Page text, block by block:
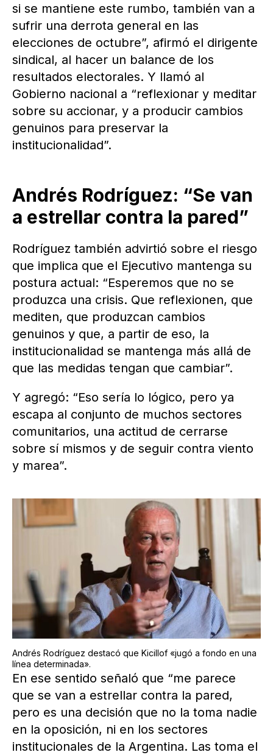
si se mantiene este rumbo, también van a
sufrir una derrota general en las
elecciones de octubre”, afirmó el dirigente
sindical, al hacer un balance de los
resultados electorales. Y llamó al
Gobierno nacional a “reflexionar y meditar
sobre su accionar, y a producir cambios
genuinos para preservar la
institucionalidad”.
Andrés Rodríguez: “Se van
a estrellar contra la pared”
Rodríguez también advirtió sobre el riesgo
que implica que el Ejecutivo mantenga su
postura actual: “Esperemos que no se
produzca una crisis. Que reflexionen, que
mediten, que produzcan cambios
genuinos y que, a partir de eso, la
institucionalidad se mantenga más allá de
que las medidas tengan que cambiar”.
Y agregó: “Eso sería lo lógico, pero ya
escapa al conjunto de muchos sectores
comunitarios, una actitud de cerrarse
sobre sí mismos y de seguir contra viento
y marea”.
Andrés Rodríguez destacó que Kicillof «jugó a fondo en una
línea determinada».
En ese sentido señaló que “me parece
que se van a estrellar contra la pared,
pero es una decisión que no la toma nadie
en la oposición, ni en los sectores
institucionales de la Argentina. Las toma el